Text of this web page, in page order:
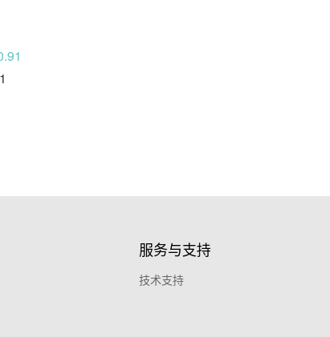
服务与支持
技术支持